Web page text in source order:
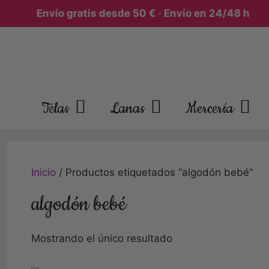
Envío gratis desde 50 € · Envío en 24/48 h
Telas Lanas Mercería
Inicio / Productos etiquetados “algodón bebé”
algodón bebé
Mostrando el único resultado